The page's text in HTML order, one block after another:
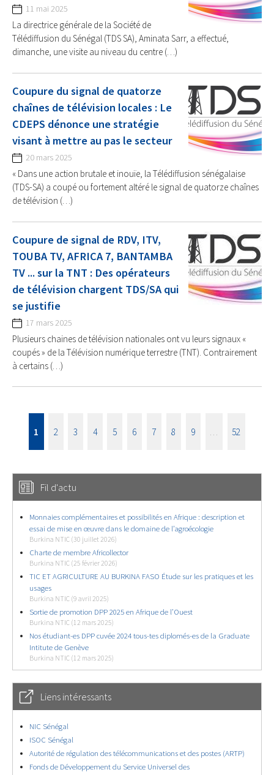
11 mai 2025
La directrice générale de la Société de
Télédiffusion du Sénégal (TDS SA), Aminata Sarr, a effectué,
dimanche, une visite au niveau du centre (…)
Coupure du signal de quatorze
chaînes de télévision locales : Le
CDEPS dénonce une stratégie
visant à mettre au pas le secteur
20 mars 2025
« Dans une action brutale et inouïe, la Télédiffusion sénégalaise
(TDS-SA) a coupé ou fortement altéré le signal de quatorze chaînes
de télévision (…)
Coupure de signal de RDV, ITV,
TOUBA TV, AFRICA 7, BANTAMBA
TV ... sur la TNT : Des opérateurs
de télévision chargent TDS/SA qui
se justifie
17 mars 2025
Plusieurs chaines de télévision nationales ont vu leurs signaux «
coupés » de la Télévision numérique terrestre (TNT). Contrairement
à certains (…)
1 2 3 4 5 6 7 8 9 52
Fil d'actu
Monnaies complémentaires et possibilités en Afrique : description et
essai de mise en œuvre dans le domaine de l’agroécologie
Burkina NTIC (30 juillet 2026)
Charte de membre Africollector
Burkina NTIC (25 février 2026)
TIC ET AGRICULTURE AU BURKINA FASO Étude sur les pratiques et les
usages
Burkina NTIC (9 avril 2025)
Sortie de promotion DPP 2025 en Afrique de l’Ouest
Burkina NTIC (12 mars 2025)
Nos étudiant-es DPP cuvée 2024 tous-tes diplomés-es de la Graduate
Intitute de Genève
Burkina NTIC (12 mars 2025)
Liens intéressants
NIC Sénégal
ISOC Sénégal
Autorité de régulation des télécommunications et des postes (ARTP)
Fonds de Développement du Service Universel des